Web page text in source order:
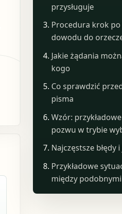
przysługuje
Procedura krok
dowodu do
Jakie żądania
kogo
Co sprawdzić
pisma
Wzór:
pozwu w trybie
Najczęstsze błędy
Przykładowe
między